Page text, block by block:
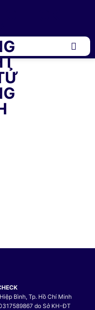
Bình, Tp. Hồ Chí Minh
do Sở KH-ĐT